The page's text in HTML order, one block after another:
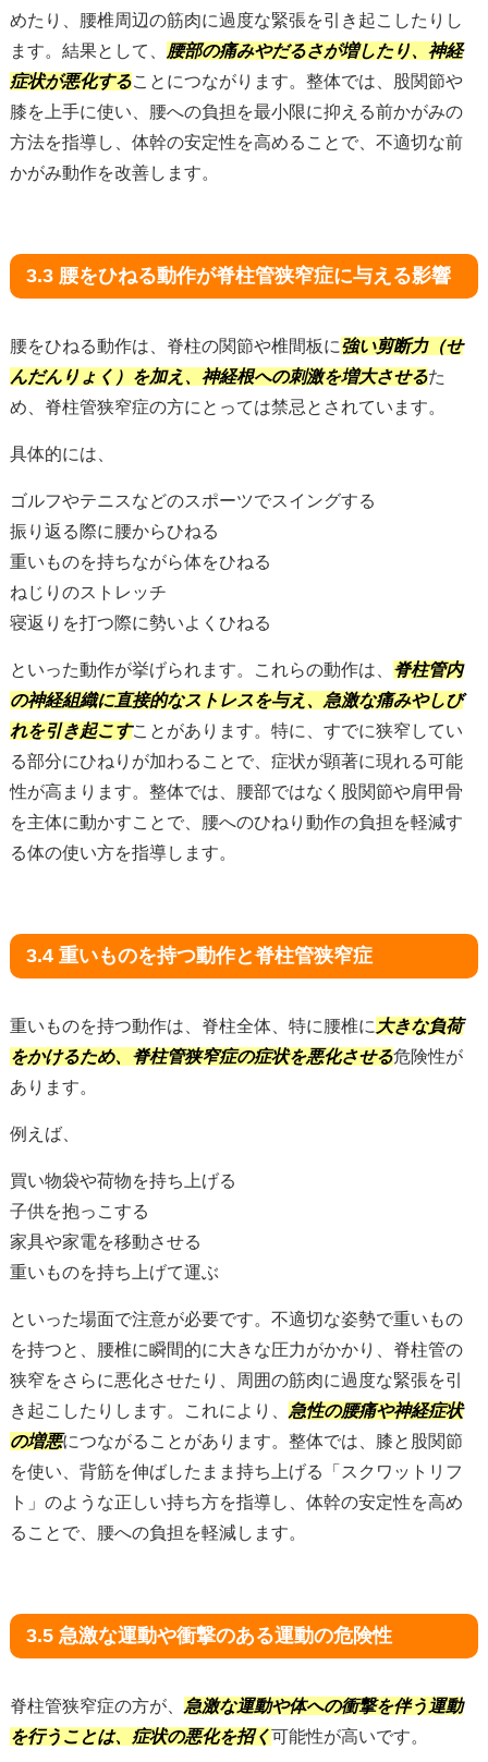
めたり、腰椎周辺の筋肉に過度な緊張を引き起こしたりし
ます。結果として、 腰部の痛みやだるさが増したり、神経
症状が悪化することにつながります。整体では、股関節や
膝を上手に使い、腰への負担を最小限に抑える前かがみの
方法を指導し、体幹の安定性を高めることで、不適切な前
かがみ動作を改善します。
3.3 腰をひねる動作が脊柱管狭窄症に与える影響
腰をひねる動作は、脊柱の関節や椎間板に強い剪断力（せ
んだんりょく）を加え、神経根への刺激を増大させるた
め、脊柱管狭窄症の方にとっては禁忌とされています。
具体的には、
ゴルフやテニスなどのスポーツでスイングする
振り返る際に腰からひねる
重いものを持ちながら体をひねる
ねじりのストレッチ
寝返りを打つ際に勢いよくひねる
といった動作が挙げられます。これらの動作は、 脊柱管内
の神経組織に直接的なストレスを与え、急激な痛みやしび
れを引き起こすことがあります。特に、すでに狭窄してい
る部分にひねりが加わることで、症状が顕著に現れる可能
性が高まります。整体では、腰部ではなく股関節や肩甲骨
を主体に動かすことで、腰へのひねり動作の負担を軽減す
る体の使い方を指導します。
3.4 重いものを持つ動作と脊柱管狭窄症
重いものを持つ動作は、脊柱全体、特に腰椎に 大きな負荷
をかけるため、脊柱管狭窄症の症状を悪化させる危険性が
あります。
例えば、
買い物袋や荷物を持ち上げる
子供を抱っこする
家具や家電を移動させる
重いものを持ち上げて運ぶ
といった場面で注意が必要です。不適切な姿勢で重いもの
を持つと、腰椎に瞬間的に大きな圧力がかかり、脊柱管の
狭窄をさらに悪化させたり、周囲の筋肉に過度な緊張を引
き起こしたりします。これにより、 急性の腰痛や神経症状
の増悪につながることがあります。整体では、膝と股関節
を使い、背筋を伸ばしたまま持ち上げる「スクワットリフ
ト」のような正しい持ち方を指導し、体幹の安定性を高め
ることで、腰への負担を軽減します。
3.5 急激な運動や衝撃のある運動の危険性
脊柱管狭窄症の方が、 急激な運動や体への衝撃を伴う運動
を行うことは、症状の悪化を招く可能性が高いです。